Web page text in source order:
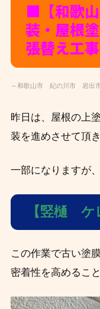
■【和歌
装・屋根
張替え工事
～和歌山市 紀の川市 岩
昨日は、屋根の上
装を進めさせて頂
一部になりますが
【竪樋 ケ
この作業で古い塗
密着性を高めるこ